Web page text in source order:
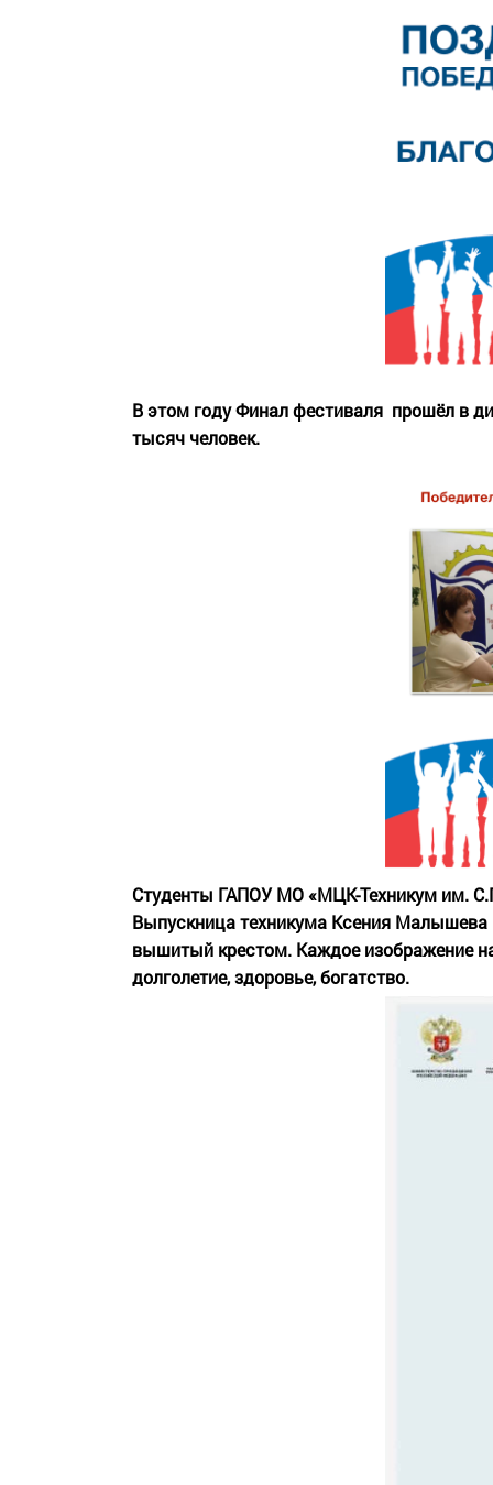
В этом году Финал фестиваля прошёл в
тысяч человек.
Студенты ГАПОУ МО «МЦК-Техникум им.
Выпускница техникума Ксения Малышева
вышитый крестом. Каждое изображение
долголетие, здоровье, богатство.